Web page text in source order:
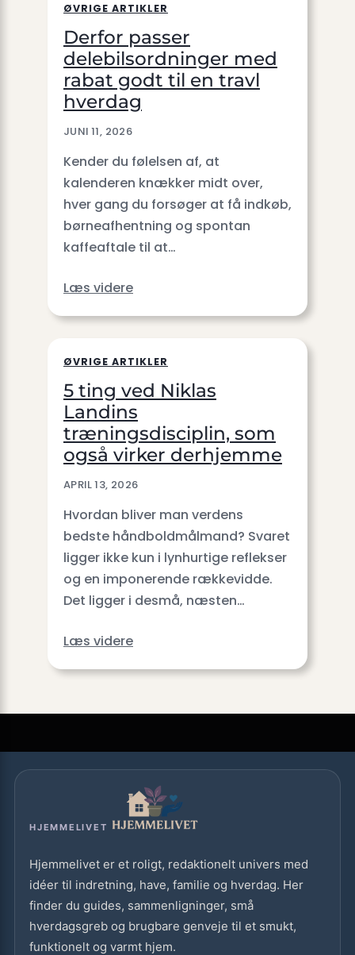
ØVRIGE ARTIKLER
Derfor passer
delebilsordninger med
rabat godt til en travl
hverdag
JUNI 11, 2026
Kender du følelsen af, at
kalenderen knækker midt over,
hver gang du forsøger at få indkøb,
børneafhentning og spontan
kaffeaftale til at…
Læs videre
ØVRIGE ARTIKLER
5 ting ved Niklas
Landins
træningsdisciplin, som
også virker derhjemme
APRIL 13, 2026
Hvordan bliver man verdens
bedste håndboldmålmand? Svaret
ligger ikke kun i lynhurtige reflekser
og en imponerende rækkevidde.
Det ligger i desmå, næsten…
Læs videre
HJEMMELIVET
Hjemmelivet er et roligt, redaktionelt univers med
idéer til indretning, have, familie og hverdag. Her
finder du guides, sammenligninger, små
hverdagsgreb og brugbare genveje til et smukt,
funktionelt og varmt hjem.